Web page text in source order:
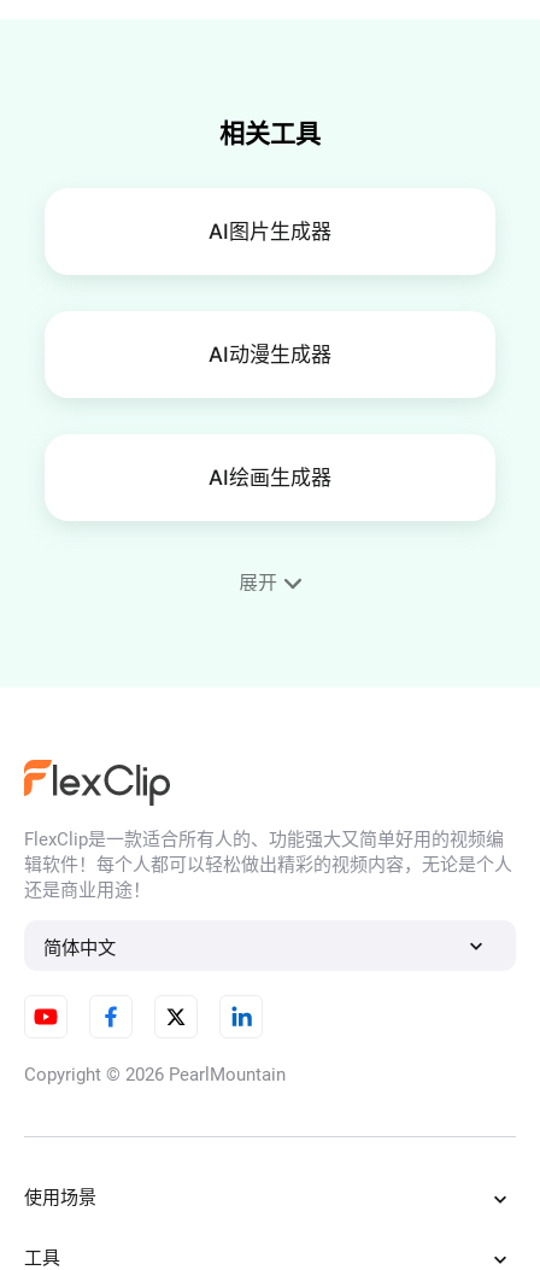
相关工具
AI图片生成器
AI动漫生成器
AI绘画生成器
AI 人脸生成器
展开
FlexClip是一款适合所有人的、功能强大又简单好用的视频编
辑软件！每个人都可以轻松做出精彩的视频内容，无论是个人
还是商业用途！
简体中文
Copyright © 2026 PearlMountain
使用场景
工具